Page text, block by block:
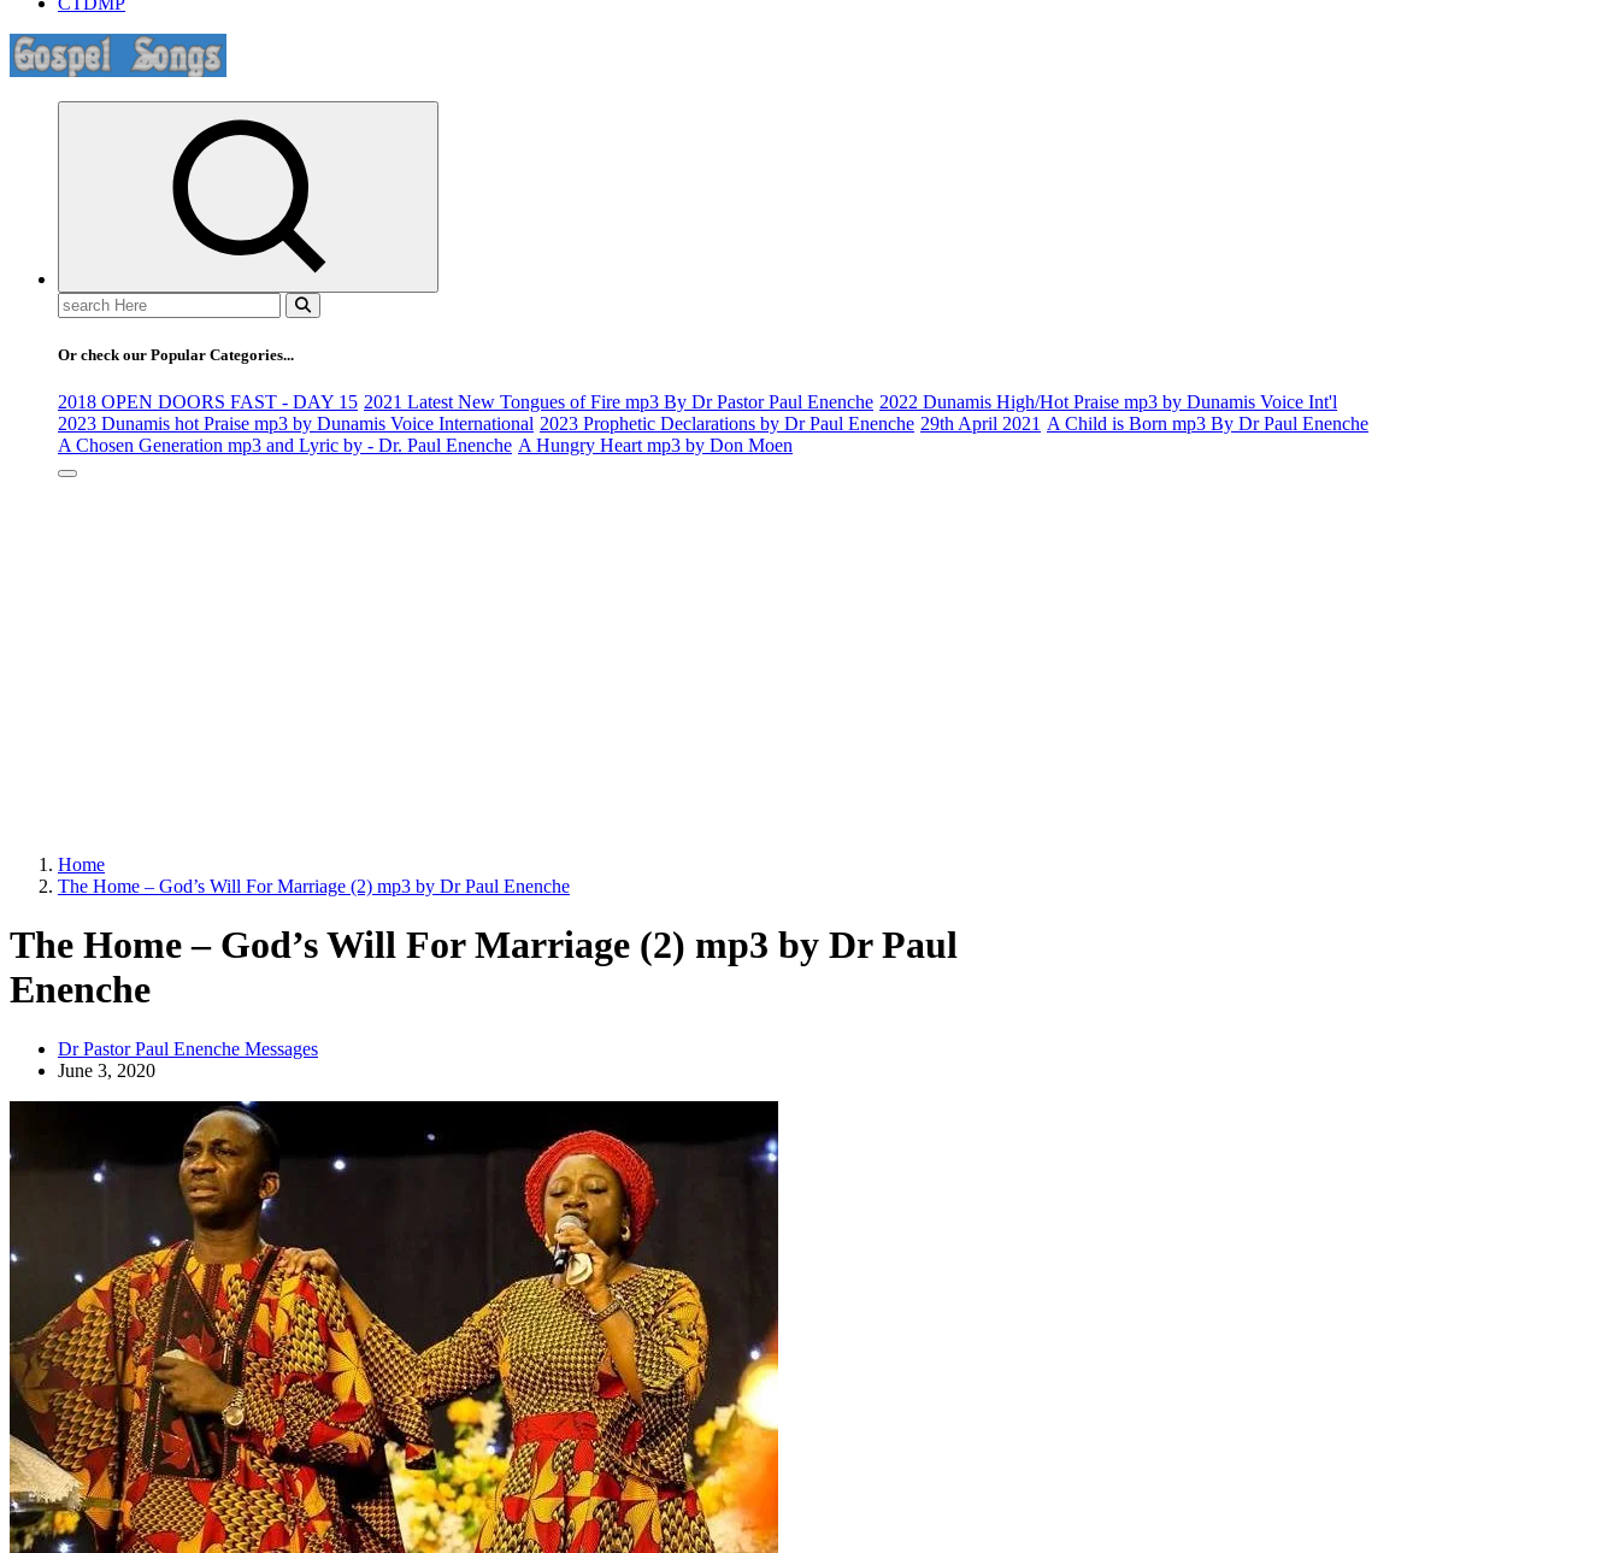
Life Changing And Soul Lifting Gospel Songs And Messages
Search
for:
Or check our Popular Categories...
2018 OPEN DOORS FAST - DAY 15 2021 Latest New Tongues of Fire mp3 By Dr Pastor Paul Enenche 2022 Dunamis High/Hot Praise mp3 by Dunamis Voice Int'l
2023 Dunamis hot Praise mp3 by Dunamis Voice International 2023 Prophetic Declarations by Dr Paul Enenche 29th April 2021 A Child is Born mp3 By Dr Paul Enenche
A Chosen Generation mp3 and Lyric by - Dr. Paul Enenche A Hungry Heart mp3 by Don Moen
Home
The Home – God’s Will For Marriage (2) mp3 by Dr Paul Enenche
The Home – God’s Will For Marriage (2) mp3 by Dr Paul
Enenche
Dr Pastor Paul Enenche Messages
June 3, 2020